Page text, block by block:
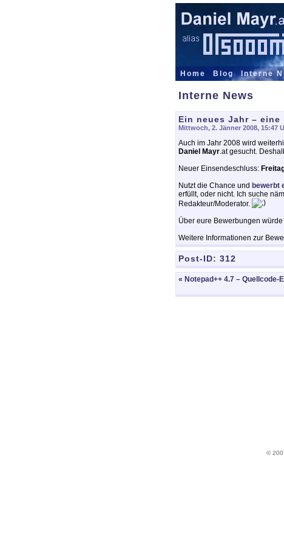
Home Blog Interne
Interne News
Ein neues Jahr – eine
Mittwoch, 2. Jänner 2008, 15:47
Auch im Jahr 2008 wird
Daniel Mayr.at gesucht.
Neuer Einsendeschluss:
Nutzt die Chance und bewerbt
erfüllt, oder nicht. Ich suche
Redakteur/Moderator.
Über eure Bewerbungen
Weitere Informationen zur
Post-ID: 312
« Notepad++ 4.7 – Quellcode-
©